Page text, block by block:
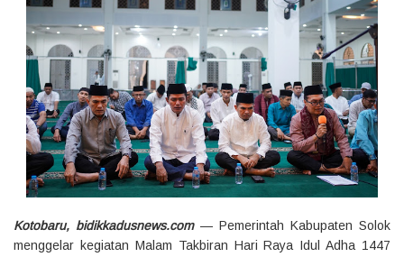
‎Kotobaru, bidikkadusnews.com— Pemerintah Kabupaten Solok
menggelar kegiatan Malam Takbiran Hari Raya Idul Adha 1447